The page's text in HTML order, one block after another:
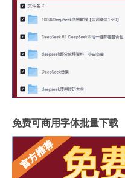
免费可商用字体批量下载